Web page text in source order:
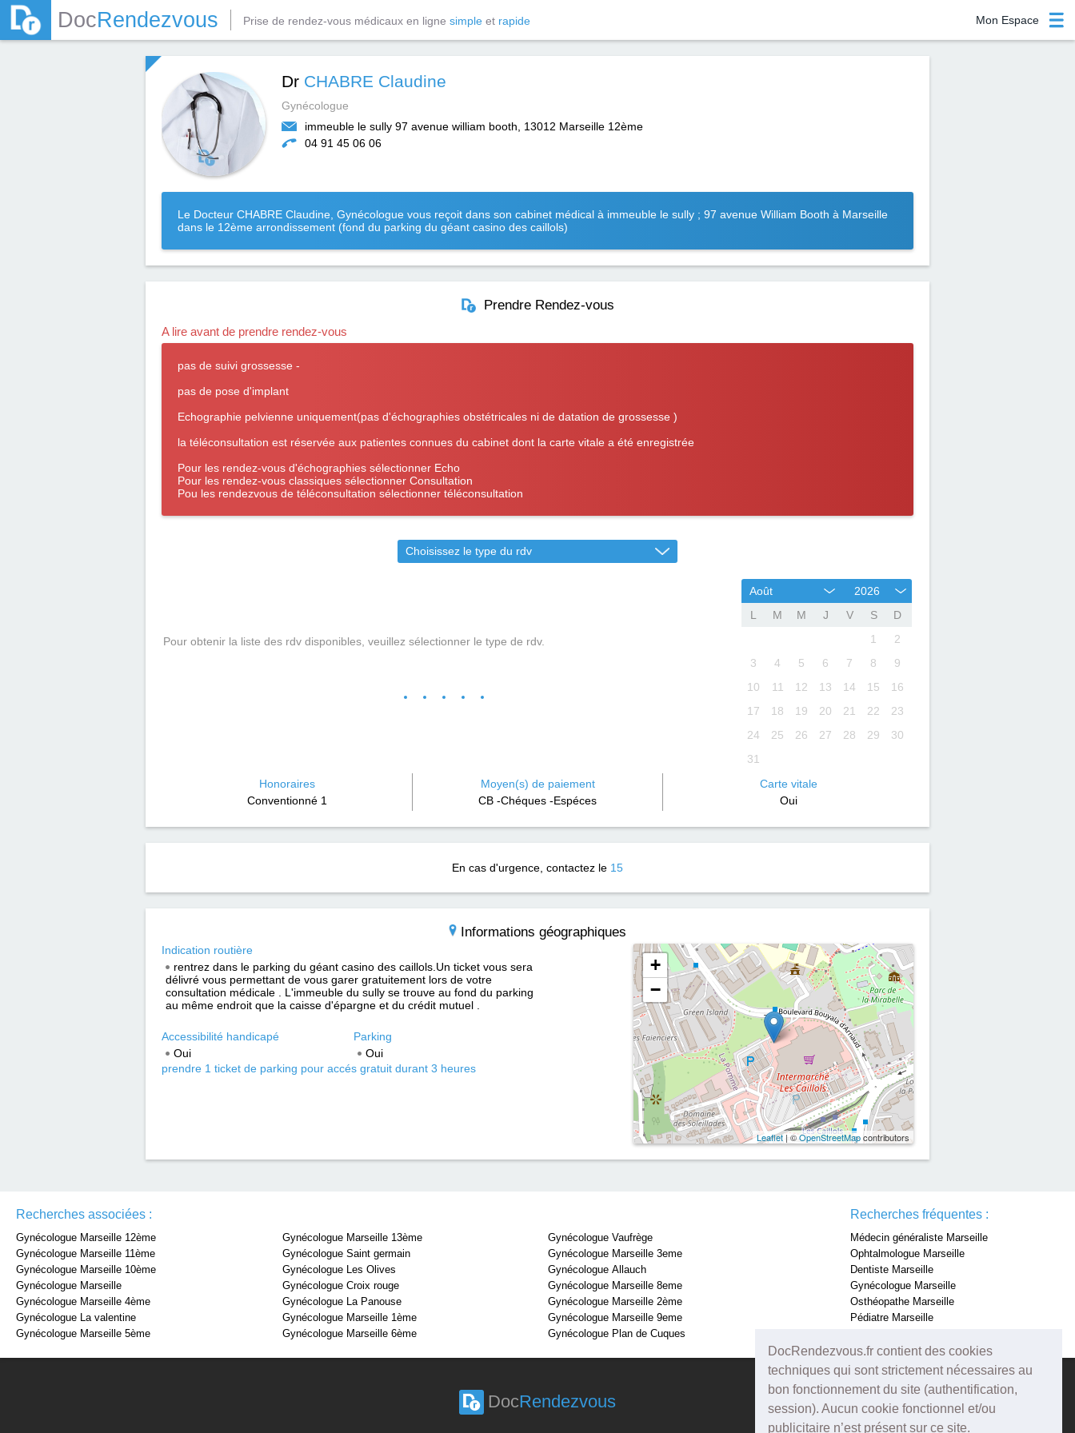
DocRendezvous.fr contient des cookies
techniques qui sont strictement nécessaires au
bon fonctionnement du site (authentification,
session). Aucun cookie fonctionnel et/ou
publicitaire n’est présent sur ce site.
DocRendezvous Prise de rendez-vous médicaux en ligne simple et rapide Mon Espace
Dr CHABRE Claudine
Gynécologue
immeuble le sully 97 avenue william booth, 13012 Marseille 12ème
04 91 45 06 06
Le Docteur CHABRE Claudine, Gynécologue vous reçoit dans son cabinet médical à immeuble le sully ; 97 avenue William Booth à Marseille
dans le 12ème arrondissement (fond du parking du géant casino des caillols)
Prendre Rendez-vous
A lire avant de prendre rendez-vous
pas de suivi grossesse -
pas de pose d'implant
Echographie pelvienne uniquement(pas d'échographies obstétricales ni de datation de grossesse )
la téléconsultation est réservée aux patientes connues du cabinet dont la carte vitale a été enregistrée
Pour les rendez-vous d'échographies sélectionner Echo
Pour les rendez-vous classiques sélectionner Consultation
Pou les rendezvous de téléconsultation sélectionner téléconsultation
Choisissez le type du rdv
Pour obtenir la liste des rdv disponibles, veuillez sélectionner le type de rdv.
Août
2026
L
M M J V S
D
1
2
3
4 5 6 7 8
9
10
11 12 13 14 15
16
17
18 19 20 21 22
23
24
25 26 27 28 29
30
31
Honoraires
Conventionné 1
Moyen(s) de paiement
CB -Chéques -Espéces
Carte vitale
Oui
En cas d'urgence, contactez le 15
Informations géographiques
+
−
Leaflet| ©OpenStreetMapcontributors
Indication routière
rentrez dans le parking du géant casino des caillols.Un ticket vous sera
délivré vous permettant de vous garer gratuitement lors de votre
consultation médicale . L'immeuble du sully se trouve au fond du parking
au même endroit que la caisse d'épargne et du crédit mutuel .
Accessibilité handicapé
Oui
Parking
Oui
prendre 1 ticket de parking pour accés gratuit durant 3 heures
Recherches associées :
Gynécologue Marseille 12ème
Gynécologue Marseille 11ème
Gynécologue Marseille 10ème
Gynécologue Marseille
Gynécologue Marseille 4ème
Gynécologue La valentine
Gynécologue Marseille 5ème
Gynécologue Marseille 13ème
Gynécologue Saint germain
Gynécologue Les Olives
Gynécologue Croix rouge
Gynécologue La Panouse
Gynécologue Marseille 1ème
Gynécologue Marseille 6ème
Gynécologue Vaufrège
Gynécologue Marseille 3eme
Gynécologue Allauch
Gynécologue Marseille 8eme
Gynécologue Marseille 2ème
Gynécologue Marseille 9eme
Gynécologue Plan de Cuques
Recherches fréquentes :
Médecin généraliste Marseille
Ophtalmologue Marseille
Dentiste Marseille
Gynécologue Marseille
Osthéopathe Marseille
Pédiatre Marseille
DocRendezvous